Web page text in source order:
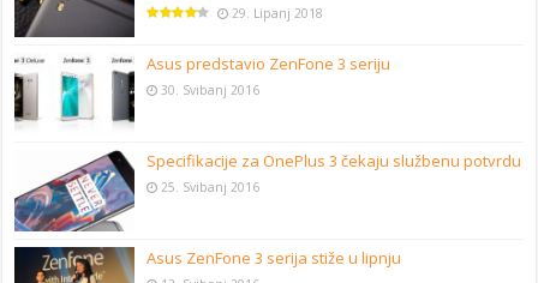
29. Lipanj 2018
Asus predstavio ZenFone 3 seriju
30. Svibanj 2016
Specifikacije za OnePlus 3 čekaju službenu potvrdu
25. Svibanj 2016
Asus ZenFone 3 serija stiže u lipnju